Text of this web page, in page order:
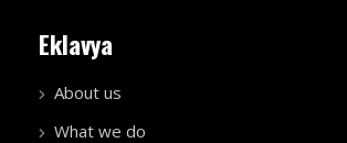
Eklavya
About us
What we do